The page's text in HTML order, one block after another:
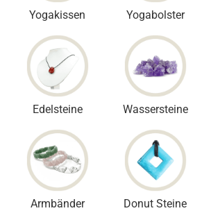
Yogakissen Yogabolster
Edelsteine Wassersteine
Armbänder Donut Steine